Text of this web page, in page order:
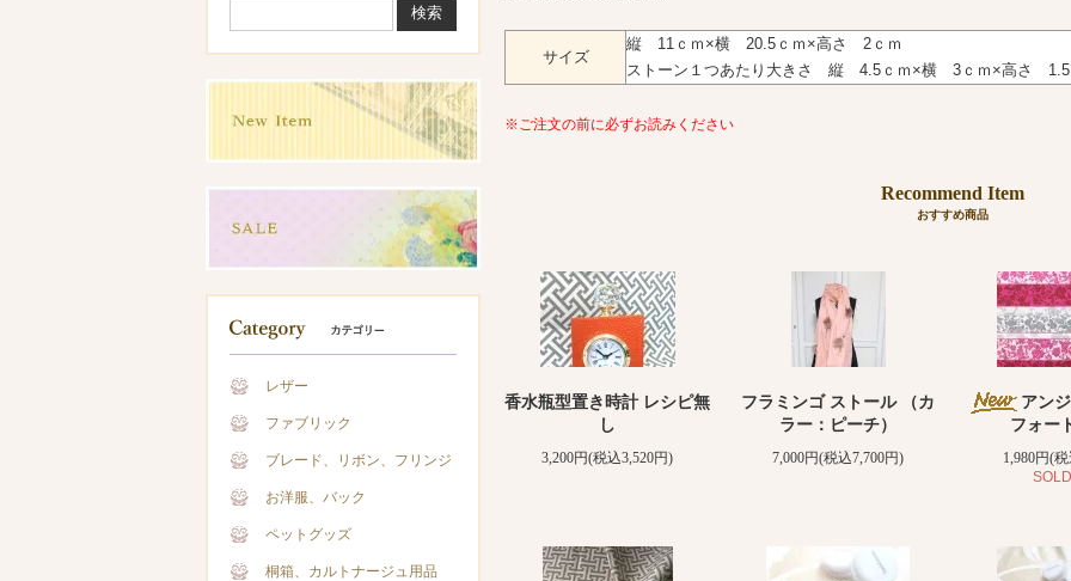
レザー
ファブリック
ブレード、リボン、フリンジ
お洋服、バック
ペットグッズ
桐箱、カルトナージュ用品
サイズ
縦 11ｃｍ×横 20.5ｃｍ×高さ 2ｃｍ
ストーン１つあたり大きさ 縦 4.5ｃｍ×横 3ｃｍ×高さ 1.5
※ご注文の前に必ずお読みください
Recommend Item
おすすめ商品
香水瓶型置き時計 レシピ無
し
3,200円(税込3,520円)
フラミンゴ ストール （カ
ラー：ピーチ）
7,000円(税込7,700円)
アン
フォー
1,980円(